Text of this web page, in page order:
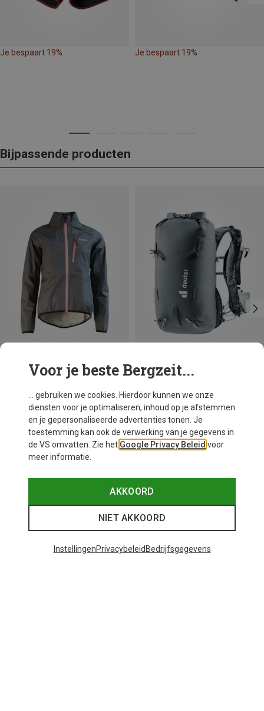
Je bespaart 19% Je bespaart 19%
Bijpassende producten
Je bespaart 20% Je bespaart 16%
Voor je beste Bergzeit...
... gebruiken we cookies. Hierdoor kunnen we onze
diensten voor je optimaliseren, inhoud op je afstemmen
en je gepersonaliseerde advertenties tonen. Je
toestemming kan ook de verwerking van je gegevens in
de VS omvatten. Zie het Google Privacy Beleid voor
meer informatie.
AKKOORD
NIET AKKOORD
InstellingenPrivacybeleid Bedrijfsgegevens